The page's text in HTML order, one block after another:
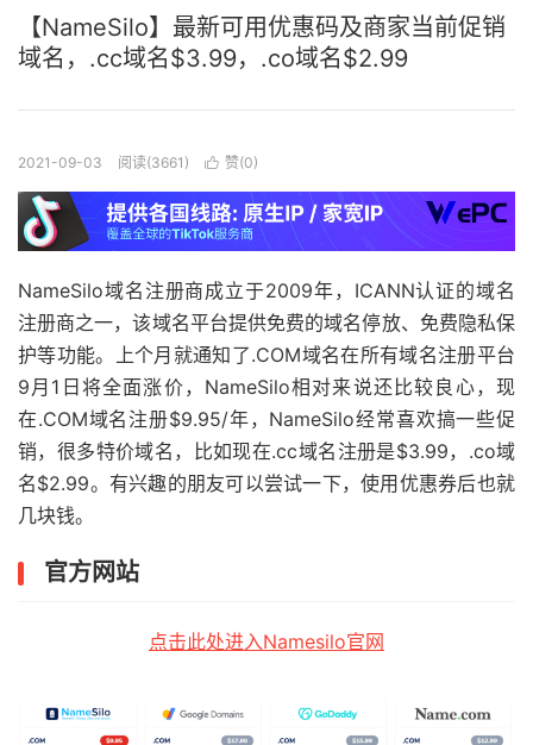
【NameSilo】最新可用优惠码及商家当前促销
域名，.cc域名$3.99，.co域名$2.99
2021-09-03 阅读(3661)  赞(0)
NameSilo域名注册商成立于2009年，ICANN认证的域名
注册商之一，该域名平台提供免费的域名停放、免费隐私保
护等功能。上个月就通知了.COM域名在所有域名注册平台
9月1日将全面涨价，NameSilo相对来说还比较良心，现
在.COM域名注册$9.95/年，NameSilo经常喜欢搞一些促
销，很多特价域名，比如现在.cc域名注册是$3.99，.co域
名$2.99。有兴趣的朋友可以尝试一下，使用优惠券后也就
几块钱。
官方网站
点击此处进入Namesilo官网